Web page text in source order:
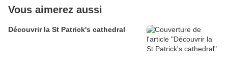
Vous aimerez aussi
Découvrir la St Patrick's cathedral